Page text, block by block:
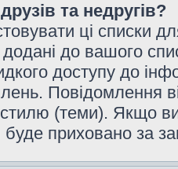
та недругів?
ці списки
до вашого
доступу до
Повідомлення
(теми). Якщо
буде приховано за